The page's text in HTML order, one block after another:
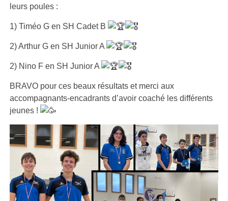
leurs poules :
1) Timéo G en SH Cadet B
2) Arthur G en SH Junior A
2) Nino F en SH Junior A
BRAVO pour ces beaux résultats et merci aux
accompagnants-encadrants d’avoir coaché les différents
jeunes !